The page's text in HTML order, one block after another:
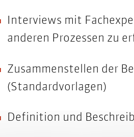
Interviews mit
anderen Prozessen zu
Zusammenstellen der
(Standardvorlagen)
Definition und